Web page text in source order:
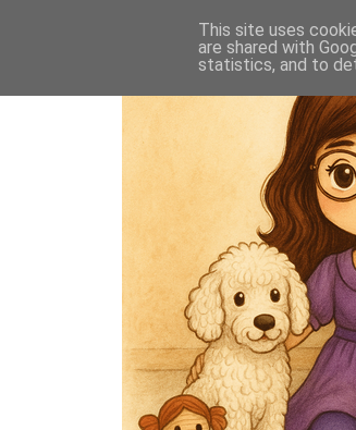
This site uses
are shared with
statistics, and to